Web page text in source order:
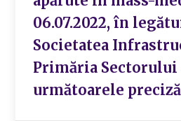
06.07.2022, în
Societatea
Primăria Sectorului
următoarele